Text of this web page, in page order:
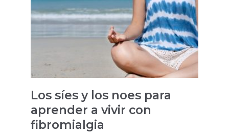
Los síes y los noes para
aprender a vivir con
fibromialgia